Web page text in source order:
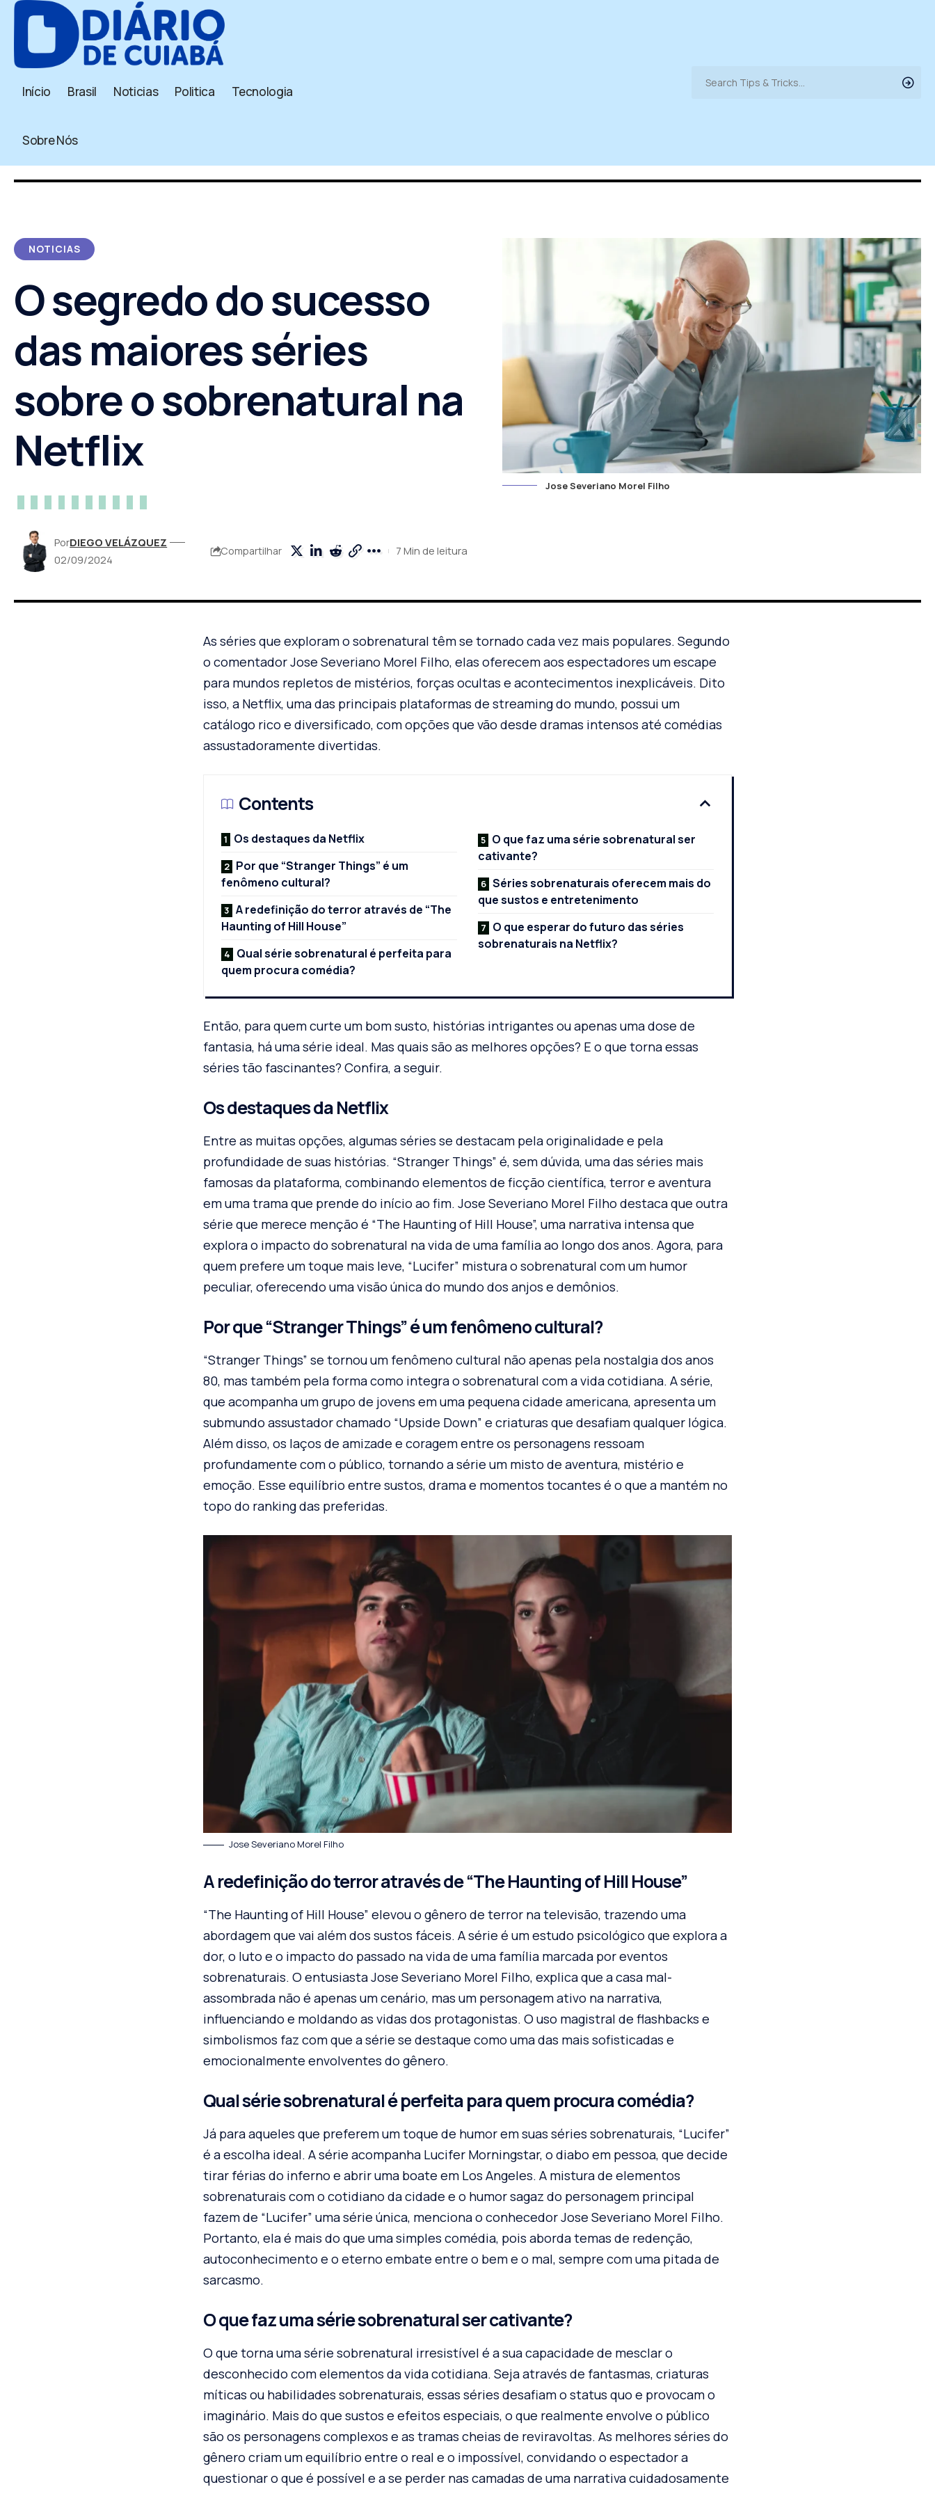
Início Brasil Noticias Politica Tecnologia
Sobre Nós
NOTICIAS
O segredo do sucesso
das maiores séries
sobre o sobrenatural na
Netflix
PorDIEGO VELÁZQUEZ
02/09/2024
Compartilhar 7 Min de leitura
Jose Severiano Morel Filho
As séries que exploram o sobrenatural têm se tornado cada vez mais populares. Segundo
o comentador Jose Severiano Morel Filho, elas oferecem aos espectadores um escape
para mundos repletos de mistérios, forças ocultas e acontecimentos inexplicáveis. Dito
isso, a Netflix, uma das principais plataformas de streaming do mundo, possui um
catálogo rico e diversificado, com opções que vão desde dramas intensos até comédias
assustadoramente divertidas.
Contents
Os destaques da Netflix
Por que “Stranger Things” é um
fenômeno cultural?
A redefinição do terror através de “The
Haunting of Hill House”
Qual série sobrenatural é perfeita para
quem procura comédia?
O que faz uma série sobrenatural ser
cativante?
Séries sobrenaturais oferecem mais do
que sustos e entretenimento
O que esperar do futuro das séries
sobrenaturais na Netflix?
Então, para quem curte um bom susto, histórias intrigantes ou apenas uma dose de
fantasia, há uma série ideal. Mas quais são as melhores opções? E o que torna essas
séries tão fascinantes? Confira, a seguir.
Os destaques da Netflix
Entre as muitas opções, algumas séries se destacam pela originalidade e pela
profundidade de suas histórias. “Stranger Things” é, sem dúvida, uma das séries mais
famosas da plataforma, combinando elementos de ficção científica, terror e aventura
em uma trama que prende do início ao fim. Jose Severiano Morel Filho destaca que outra
série que merece menção é “The Haunting of Hill House”, uma narrativa intensa que
explora o impacto do sobrenatural na vida de uma família ao longo dos anos. Agora, para
quem prefere um toque mais leve, “Lucifer” mistura o sobrenatural com um humor
peculiar, oferecendo uma visão única do mundo dos anjos e demônios.
Por que “Stranger Things” é um fenômeno cultural?
“Stranger Things” se tornou um fenômeno cultural não apenas pela nostalgia dos anos
80, mas também pela forma como integra o sobrenatural com a vida cotidiana. A série,
que acompanha um grupo de jovens em uma pequena cidade americana, apresenta um
submundo assustador chamado “Upside Down” e criaturas que desafiam qualquer lógica.
Além disso, os laços de amizade e coragem entre os personagens ressoam
profundamente com o público, tornando a série um misto de aventura, mistério e
emoção. Esse equilíbrio entre sustos, drama e momentos tocantes é o que a mantém no
topo do ranking das preferidas.
Jose Severiano Morel Filho
A redefinição do terror através de “The Haunting of Hill House”
“The Haunting of Hill House” elevou o gênero de terror na televisão, trazendo uma
abordagem que vai além dos sustos fáceis. A série é um estudo psicológico que explora a
dor, o luto e o impacto do passado na vida de uma família marcada por eventos
sobrenaturais. O entusiasta Jose Severiano Morel Filho, explica que a casa mal-
assombrada não é apenas um cenário, mas um personagem ativo na narrativa,
influenciando e moldando as vidas dos protagonistas. O uso magistral de flashbacks e
simbolismos faz com que a série se destaque como uma das mais sofisticadas e
emocionalmente envolventes do gênero.
Qual série sobrenatural é perfeita para quem procura comédia?
Já para aqueles que preferem um toque de humor em suas séries sobrenaturais, “Lucifer”
é a escolha ideal. A série acompanha Lucifer Morningstar, o diabo em pessoa, que decide
tirar férias do inferno e abrir uma boate em Los Angeles. A mistura de elementos
sobrenaturais com o cotidiano da cidade e o humor sagaz do personagem principal
fazem de “Lucifer” uma série única, menciona o conhecedor Jose Severiano Morel Filho.
Portanto, ela é mais do que uma simples comédia, pois aborda temas de redenção,
autoconhecimento e o eterno embate entre o bem e o mal, sempre com uma pitada de
sarcasmo.
O que faz uma série sobrenatural ser cativante?
O que torna uma série sobrenatural irresistível é a sua capacidade de mesclar o
desconhecido com elementos da vida cotidiana. Seja através de fantasmas, criaturas
míticas ou habilidades sobrenaturais, essas séries desafiam o status quo e provocam o
imaginário. Mais do que sustos e efeitos especiais, o que realmente envolve o público
são os personagens complexos e as tramas cheias de reviravoltas. As melhores séries do
gênero criam um equilíbrio entre o real e o impossível, convidando o espectador a
questionar o que é possível e a se perder nas camadas de uma narrativa cuidadosamente